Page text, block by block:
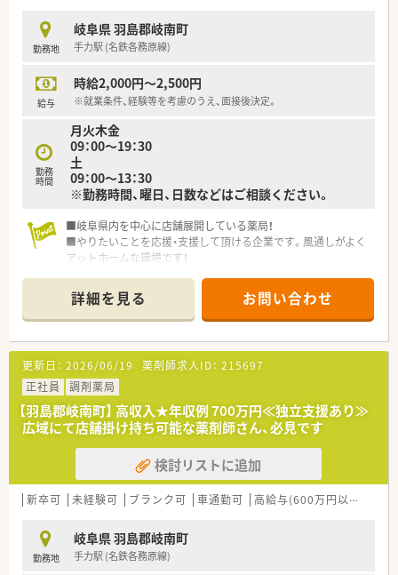
力をされています。
■応需先とも一緒に勉強会をするなど、
良好な関係構築ができており連携ができています。
スタッフ間の関係の良さも感じられます。
■社長との距離も非常に近く、
■アットホームな雰囲気で、20代～70代と幅広い年代の方が活
躍をされておられます。
■設備面も監査システムを導入するなどして安心して勤務がで
きる環境づくりをされています。
■エリアマネージャーも複数いますので、急なお休みもとれる環
勤務地
岐阜県 羽島郡岐南町
手力駅 (名鉄各務原線)
給与
時給2,000円～2,500円
※就業条件、経験等を考慮のうえ、面接後決定。
勤務
時間
月火木金
09：00～19：30
土
09：00～13：30
※勤務時間、曜日、日数などはご相談ください。
■岐阜県内を中心に店舗展開している薬局！
■やりたいことを応援・支援して頂ける企業です。風通しがよく
アットホームな環境です！
詳細を見る お問い合わせ
更新日： 2026/06/19 薬剤師求人ID： 215697
正社員
調剤薬局
【羽島郡岐南町】 高収入★年収例 700万円≪独立支援あり≫
広域にて店舗掛け持ち可能な薬剤師さん、必見です
検討リストに追加
新卒可 未経験可 ブランク可 車通勤可 高給与(600万円以上)
勤務地
岐阜県 羽島郡岐南町
手力駅 (名鉄各務原線)